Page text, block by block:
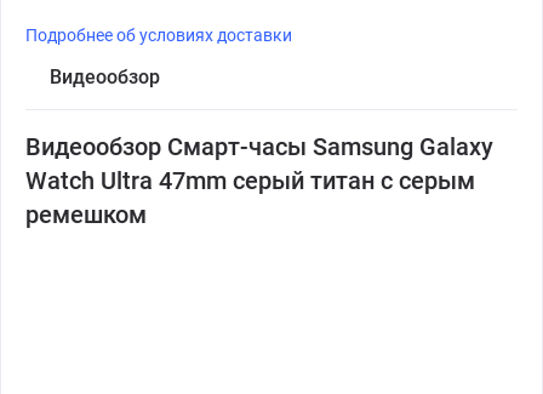
Подробнее об условиях доставки
Видеообзор
Видеообзор Смарт-часы Samsung Galaxy
Watch Ultra 47mm серый титан с серым
ремешком